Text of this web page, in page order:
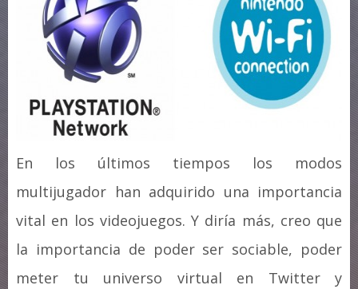
En los últimos tiempos los modos
multijugador han adquirido una importancia
vital en los videojuegos. Y diría más, creo que
la importancia de poder ser sociable, poder
meter tu universo virtual en Twitter y